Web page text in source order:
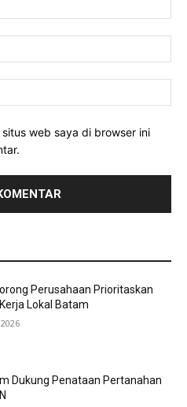
web saya di browser ini
Perusahaan Prioritaskan
Lokal Batam
Dukung Penataan Pertanahan